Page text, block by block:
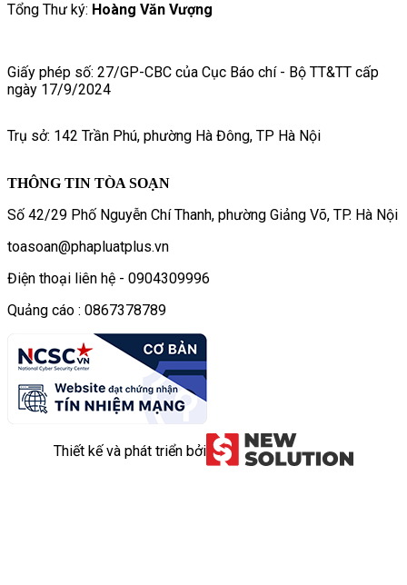
Tổng Thư ký: Hoàng Văn Vượng
Giấy phép số: 27/GP-CBC của Cục Báo chí - Bộ TT&TT cấp
ngày 17/9/2024
Trụ sở: 142 Trần Phú, phường Hà Đông, TP Hà Nội
THÔNG TIN TÒA SOẠN
Số 42/29 Phố Nguyễn Chí Thanh, phường Giảng Võ, TP. Hà Nội
toasoan@phapluatplus.vn
Điện thoại liên hệ - 0904309996
Quảng cáo : 0867378789
Thiết kế và phát triển bởi